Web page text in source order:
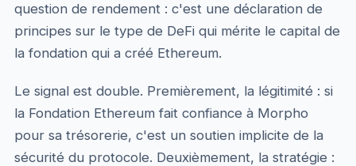
question de rendement : c'est une déclaration de
principes sur le type de DeFi qui mérite le capital de
la fondation qui a créé Ethereum.
Le signal est double. Premièrement, la légitimité : si
la Fondation Ethereum fait confiance à Morpho
pour sa trésorerie, c'est un soutien implicite de la
sécurité du protocole. Deuxièmement, la stratégie :